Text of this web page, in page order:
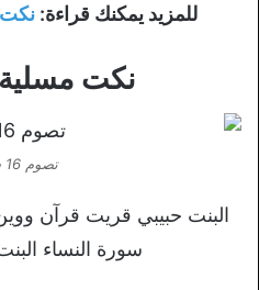
للمزيد يمكنك قراءة:
نكت
تصوم 16 ساعة
البنت حبيبي قريت قرآن
سورة النساء